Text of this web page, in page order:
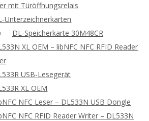
mit Türöffnungsrelais
Unterzeichnerkarten
DL-Speicherkarte 30M48CR
XL OEM – libNFC NFC RFID Reader
USB-Lesegerät
XL OEM
NFC Leser – DL533N USB Dongle
NFC RFID Reader Writer – DL533N